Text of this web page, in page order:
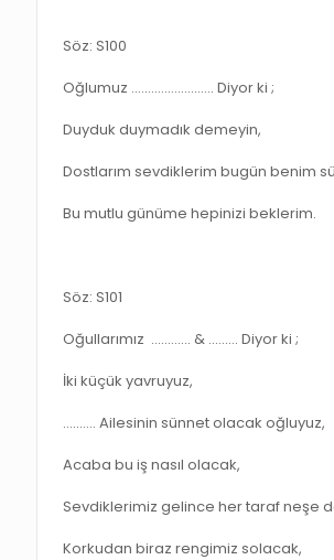
Söz: S100
Oğlumuz ……………………. Diyor ki ;
Duyduk duymadık demeyin,
Dostlarım sevdiklerim bugün benim
Bu mutlu günüme hepinizi beklerim.
Söz: S101
Oğullarımız ………… & ..……. Diyor ki ;
İki küçük yavruyuz,
…..….. Ailesinin sünnet olacak oğluyuz,
Acaba bu iş nasıl olacak,
Sevdiklerimiz gelince her taraf neşe
Korkudan biraz rengimiz solacak,